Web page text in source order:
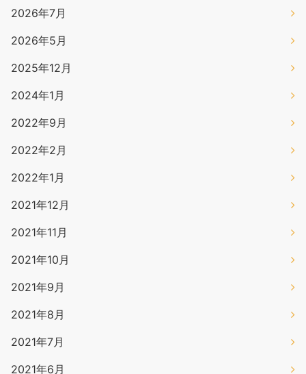
2026年7月
2026年5月
2025年12月
2024年1月
2022年9月
2022年2月
2022年1月
2021年12月
2021年11月
2021年10月
2021年9月
2021年8月
2021年7月
2021年6月